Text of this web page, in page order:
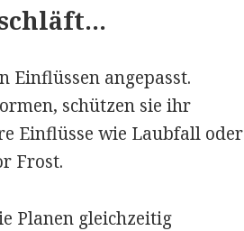
Einflüssen angepasst.
schützen sie ihr
Einflüsse wie Laubfall oder
Frost.
Planen gleichzeitig